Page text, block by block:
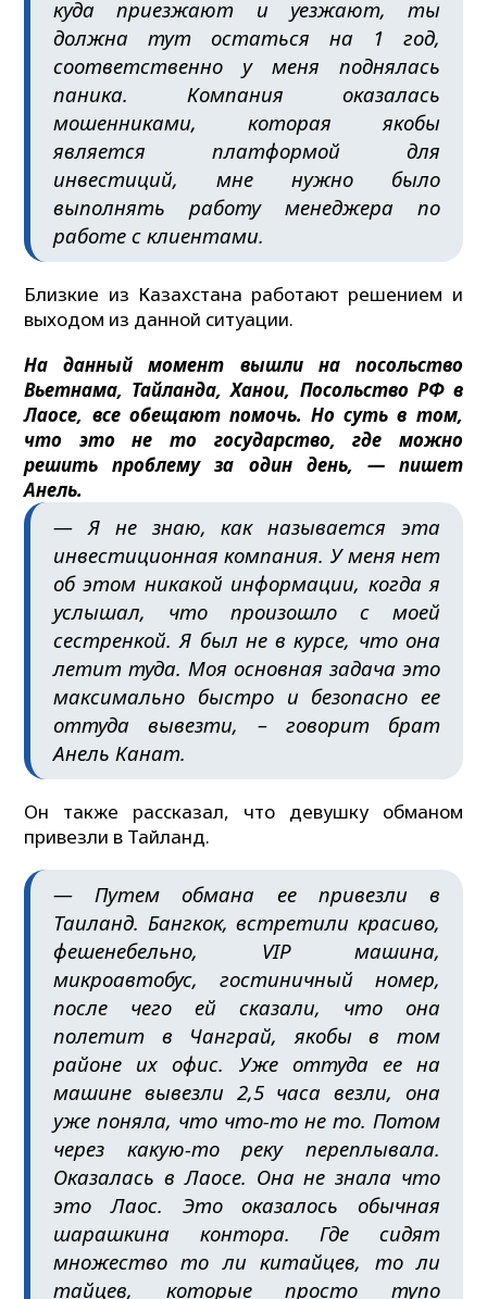
куда приезжают и уезжают, ты
должна тут остаться на 1 год,
соответственно у меня поднялась
паника. Компания оказалась
мошенниками, которая якобы
является платформой для
инвестиций, мне нужно было
выполнять работу менеджера по
работе с клиентами.
Близкие из Казахстана работают решением и
выходом из данной ситуации.
На данный момент вышли на посольство
Вьетнама, Тайланда, Ханои, Посольство РФ в
Лаосе, все обещают помочь. Но суть в том,
что это не то государство, где можно
решить проблему за один день, — пишет
Анель.
— Я не знаю, как называется эта
инвестиционная компания. У меня нет
об этом никакой информации, когда я
услышал, что произошло с моей
сестренкой. Я был не в курсе, что она
летит туда. Моя основная задача это
максимально быстро и безопасно ее
оттуда вывезти, – говорит брат
Анель Канат.
Он также рассказал, что девушку обманом
привезли в Тайланд.
— Путем обмана ее привезли в
Таиланд. Бангкок, встретили красиво,
фешенебельно, VIP машина,
микроавтобус, гостиничный номер,
после чего ей сказали, что она
полетит в Чанграй, якобы в том
районе их офис. Уже оттуда ее на
машине вывезли 2,5 часа везли, она
уже поняла, что что-то не то. Потом
через какую-то реку переплывала.
Оказалась в Лаосе. Она не знала что
это Лаос. Это оказалось обычная
шарашкина контора. Где сидят
множество то ли китайцев, то ли
тайцев, которые просто тупо